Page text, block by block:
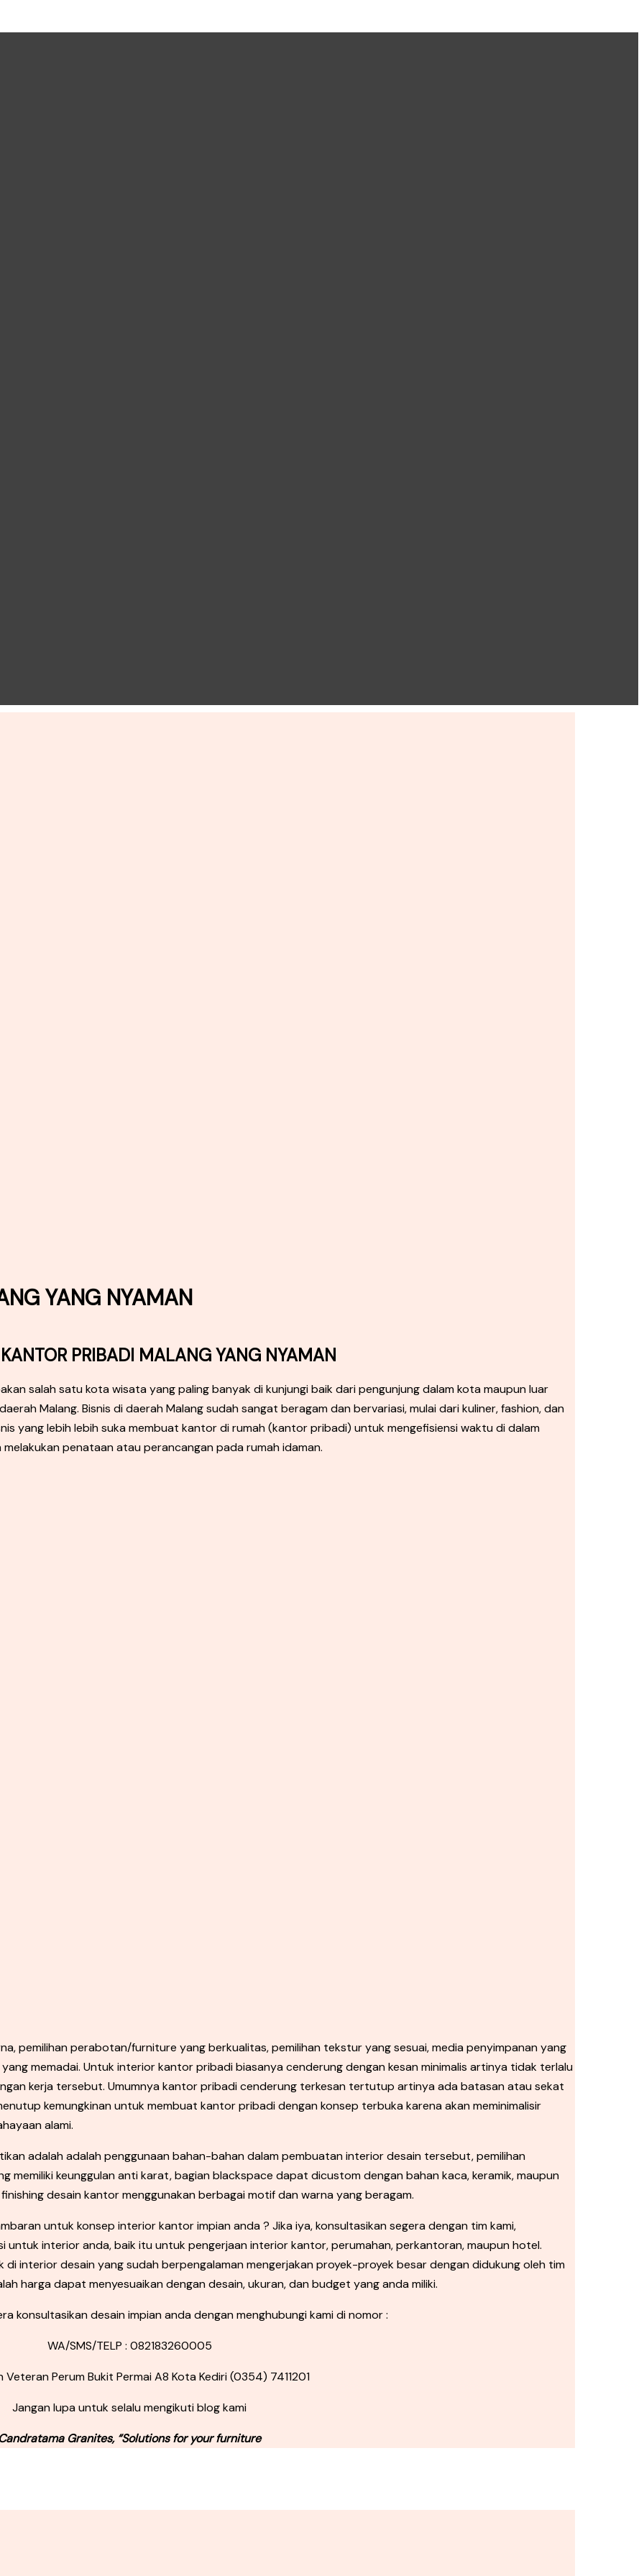
YANG NYAMAN
PRIBADI MALANG YANG NYAMAN
salah satu kota wisata yang paling banyak di kunjungi baik dari pengunjung dalam kota maupun luar
Malang. Bisnis di daerah Malang sudah sangat beragam dan bervariasi, mulai dari kuliner, fashion, dan
yang lebih lebih suka membuat kantor di rumah (kantor pribadi) untuk mengefisiensi waktu di dalam
penataan atau perancangan pada rumah idaman.
pemilihan perabotan/furniture yang berkualitas, pemilihan tekstur yang sesuai, media penyimpanan yang
memadai. Untuk interior kantor pribadi biasanya cenderung dengan kesan minimalis artinya tidak terlalu
kerja tersebut. Umumnya kantor pribadi cenderung terkesan tertutup artinya ada batasan atau sekat
kemungkinan untuk membuat kantor pribadi dengan konsep terbuka karena akan meminimalisir
alami.
adalah adalah penggunaan bahan-bahan dalam pembuatan interior desain tersebut, pemilihan
memiliki keunggulan anti karat, bagian blackspace dapat dicustom dengan bahan kaca, keramik, maupun
desain kantor menggunakan berbagai motif dan warna yang beragam.
untuk konsep interior kantor impian anda ? Jika iya, konsultasikan segera dengan tim kami,
untuk interior anda, baik itu untuk pengerjaan interior kantor, perumahan, perkantoran, maupun hotel.
interior desain yang sudah berpengalaman mengerjakan proyek-proyek besar dengan didukung oleh tim
harga dapat menyesuaikan dengan desain, ukuran, dan budget yang anda miliki.
konsultasikan desain impian anda dengan menghubungi kami di nomor :
WA/SMS/TELP : 082183260005
Veteran Perum Bukit Permai A8 Kota Kediri (0354) 7411201
Jangan lupa untuk selalu mengikuti blog kami
Candratama Granites, “Solutions for your furniture